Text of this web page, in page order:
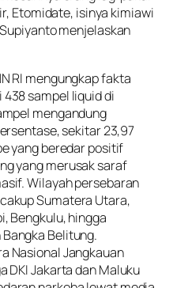
Etomidate, isinya kimiawi
menjelaskan
RI mengungkap fakta
sampel liquid di
mengandung
sekitar 23,97
yang beredar positif
yang merusak saraf
Wilayah persebaran
Sumatera Utara,
Bengkulu, hingga
Belitung.
Nasional Jangkauan
DKI Jakarta dan Maluku